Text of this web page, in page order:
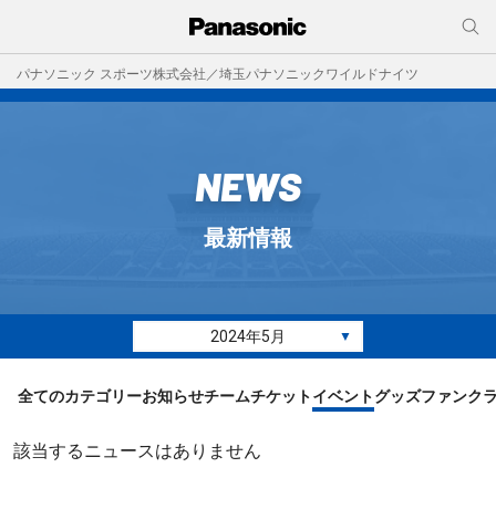
パナソニック スポーツ株式会社／埼玉パナソニックワイルドナイツ
NEWS
最新情報
2024年5月 ▼
全てのカテゴリーお知らせチームチケットイベントグッズファンク
該当するニュースはありません